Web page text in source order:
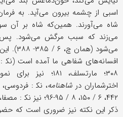
اسبی از چشمه بیرون می‌آید. به
شاه می‌آورند. همین‌که شاه بر آن
می‌زند که سبب مرگش می‌شود. پس
می‌شود
۳۰۸؛ مارتسلف، ۱۸۱؛
اخترشماران در شاهنامه
۴۴۲، ۶ / ۱۵۰، ۸ / ۹۵-۹۶؛ نیز نک‍ : مصفا، سراسر مقاله).
ذکر این نکته نیز ضروری است که